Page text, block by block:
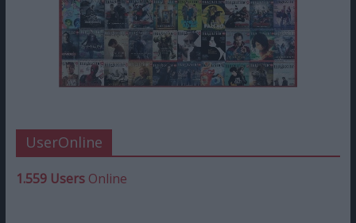
UserOnline
1.559 UsersOnline